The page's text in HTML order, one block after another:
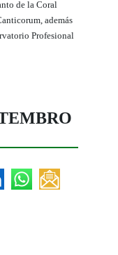
de la Coral
además
Profesional